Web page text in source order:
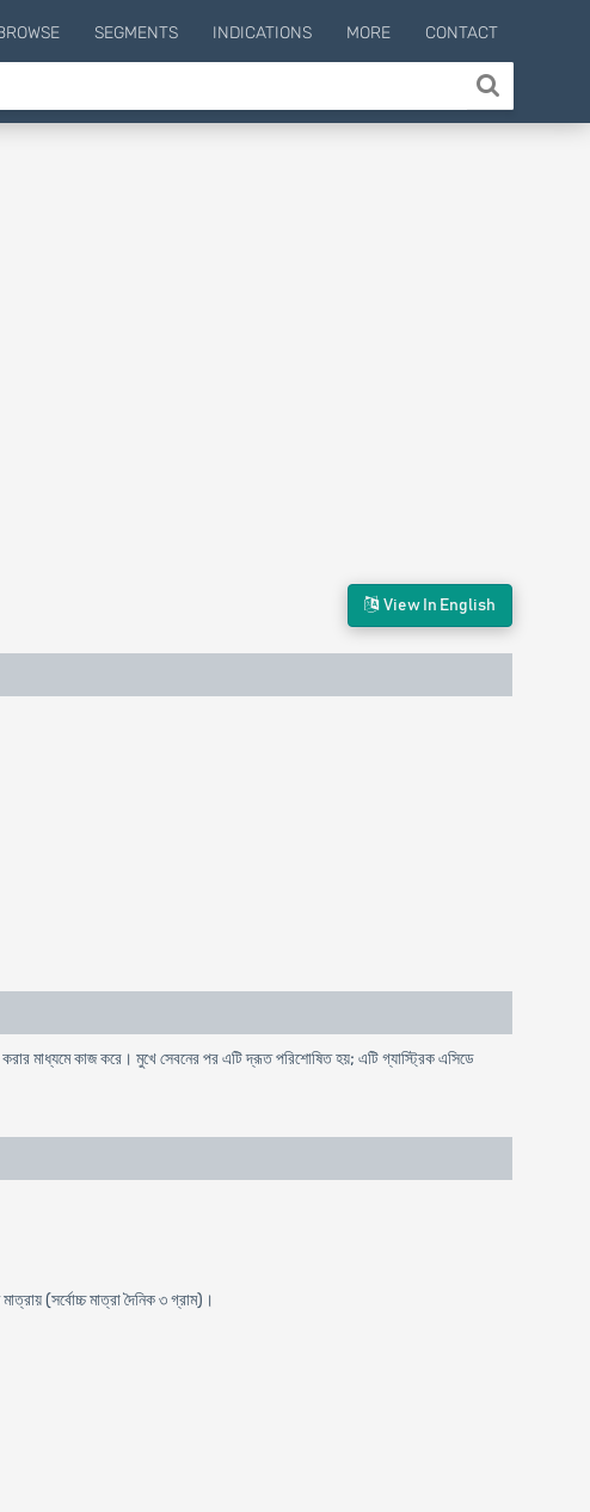
SEGMENTS INDICATIONS MORE CONTACT
View In English
মাধ্যমে কাজ করে। মুখে সেবনের পর এটি দ্রূত পরিশোষিত হয়; এটি গ্যাস্ট্রিক এসিডে
(সর্বোচ্চ মাত্রা দৈনিক ৩ গ্রাম)।